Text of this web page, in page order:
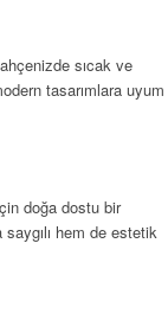
sıcak ve
tasarımlara uyum
doğa dostu bir
hem de estetik